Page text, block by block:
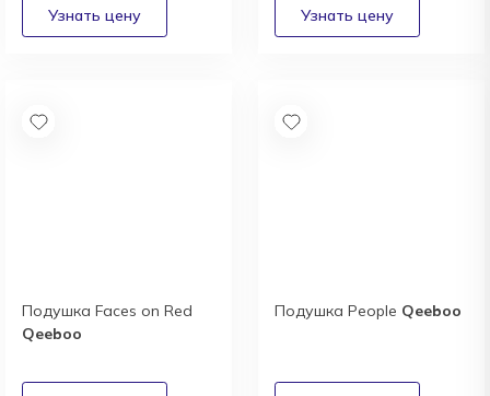
Подушка Faces on Red
Qeeboo
Подушка People Qeeboo